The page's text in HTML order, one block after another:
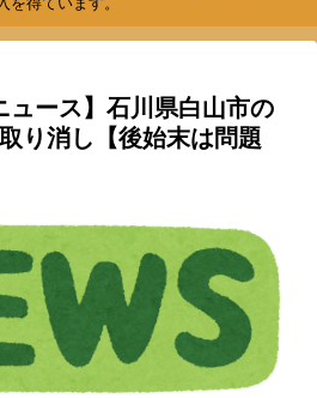
ュース】石川県白山市の
り消し【後始末は問題